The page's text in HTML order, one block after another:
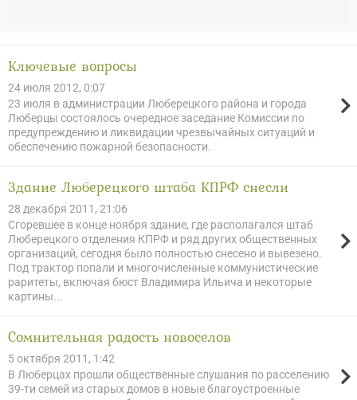
Ключевые вопросы
24 июля 2012, 0:07
23 июля в администрации Люберецкого района и города
Люберцы состоялось очередное заседание Комиссии по
предупреждению и ликвидации чрезвычайных ситуаций и
обеспечению пожарной безопасности.
Здание Люберецкого штаба КПРФ снесли
28 декабря 2011, 21:06
Сгоревшее в конце ноября здание, где располагался штаб
Люберецкого отделения КПРФ и ряд других общественных
организаций, сегодня было полностью снесено и вывезено.
Под трактор попали и многочисленные коммунистические
раритеты, включая бюст Владимира Ильича и некоторые
картины...
Сомнительная радость новоселов
5 октября 2011, 1:42
В Люберцах прошли общественные слушания по расселению
39-ти семей из старых домов в новые благоустроенные